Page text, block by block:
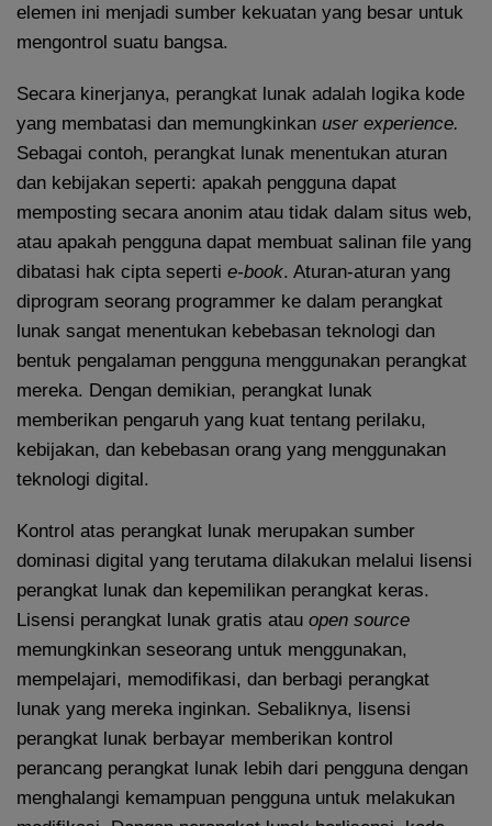
elemen ini menjadi sumber kekuatan yang besar untuk
mengontrol suatu bangsa.
Secara kinerjanya, perangkat lunak adalah logika kode
yang membatasi dan memungkinkan user experience.
Sebagai contoh, perangkat lunak menentukan aturan
dan kebijakan seperti: apakah pengguna dapat
memposting secara anonim atau tidak dalam situs web,
atau apakah pengguna dapat membuat salinan file yang
dibatasi hak cipta seperti e-book. Aturan-aturan yang
diprogram seorang programmer ke dalam perangkat
lunak sangat menentukan kebebasan teknologi dan
bentuk pengalaman pengguna menggunakan perangkat
mereka. Dengan demikian, perangkat lunak
memberikan pengaruh yang kuat tentang perilaku,
kebijakan, dan kebebasan orang yang menggunakan
teknologi digital.
Kontrol atas perangkat lunak merupakan sumber
dominasi digital yang terutama dilakukan melalui lisensi
perangkat lunak dan kepemilikan perangkat keras.
Lisensi perangkat lunak gratis atau open source
memungkinkan seseorang untuk menggunakan,
mempelajari, memodifikasi, dan berbagi perangkat
lunak yang mereka inginkan. Sebaliknya, lisensi
perangkat lunak berbayar memberikan kontrol
perancang perangkat lunak lebih dari pengguna dengan
menghalangi kemampuan pengguna untuk melakukan